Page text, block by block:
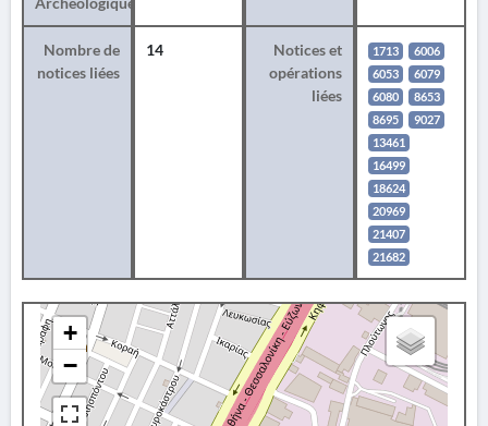
Nombre de
notices liées
14
Notices et
opérations
liées
1713
6006
6053
6079
6080
8653
8695
9027
13461
16499
18624
20969
21407
21682
+
−